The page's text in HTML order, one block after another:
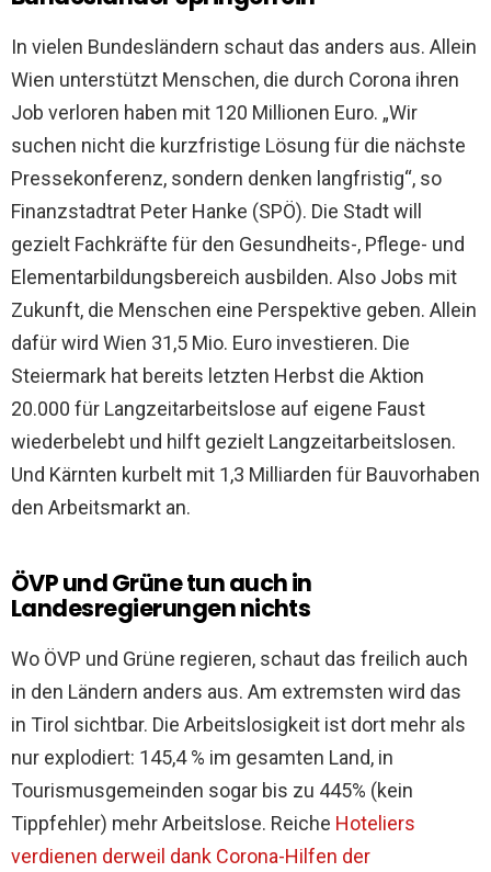
In vielen Bundesländern schaut das anders aus. Allein
Wien unterstützt Menschen, die durch Corona ihren
Job verloren haben mit 120 Millionen Euro. „Wir
suchen nicht die kurzfristige Lösung für die nächste
Pressekonferenz, sondern denken langfristig“, so
Finanzstadtrat Peter Hanke (SPÖ). Die Stadt will
gezielt Fachkräfte für den Gesundheits-, Pflege- und
Elementarbildungsbereich ausbilden. Also Jobs mit
Zukunft, die Menschen eine Perspektive geben. Allein
dafür wird Wien 31,5 Mio. Euro investieren. Die
Steiermark hat bereits letzten Herbst die Aktion
20.000 für Langzeitarbeitslose auf eigene Faust
wiederbelebt und hilft gezielt Langzeitarbeitslosen.
Und Kärnten kurbelt mit 1,3 Milliarden für Bauvorhaben
den Arbeitsmarkt an.
ÖVP und Grüne tun auch in
Landesregierungen nichts
Wo ÖVP und Grüne regieren, schaut das freilich auch
in den Ländern anders aus. Am extremsten wird das
in Tirol sichtbar. Die Arbeitslosigkeit ist dort mehr als
nur explodiert: 145,4 % im gesamten Land, in
Tourismusgemeinden sogar bis zu 445% (kein
Tippfehler) mehr Arbeitslose. Reiche Hoteliers
verdienen derweil dank Corona-Hilfen der